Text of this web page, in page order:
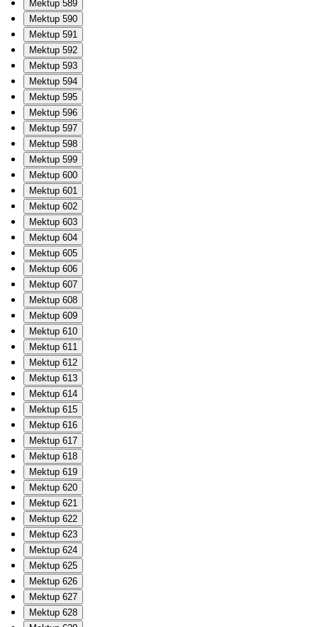
Mektup 589
Mektup 590
Mektup 591
Mektup 592
Mektup 593
Mektup 594
Mektup 595
Mektup 596
Mektup 597
Mektup 598
Mektup 599
Mektup 600
Mektup 601
Mektup 602
Mektup 603
Mektup 604
Mektup 605
Mektup 606
Mektup 607
Mektup 608
Mektup 609
Mektup 610
Mektup 611
Mektup 612
Mektup 613
Mektup 614
Mektup 615
Mektup 616
Mektup 617
Mektup 618
Mektup 619
Mektup 620
Mektup 621
Mektup 622
Mektup 623
Mektup 624
Mektup 625
Mektup 626
Mektup 627
Mektup 628